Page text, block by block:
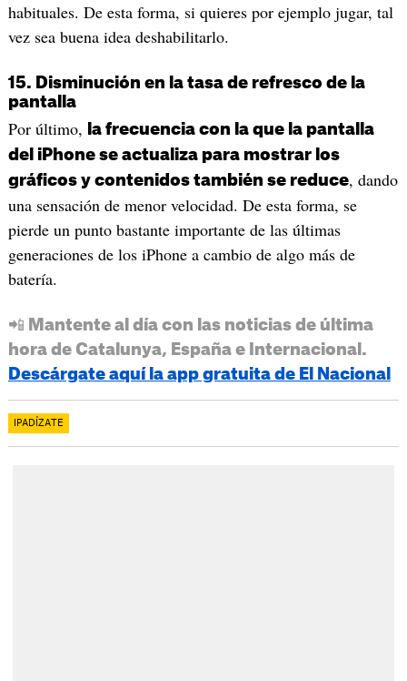
habituales. De esta forma, si quieres por ejemplo jugar, tal
vez sea buena idea deshabilitarlo.
15. Disminución en la tasa de refresco de la
pantalla
Por último,
la frecuencia con la que la pantalla
del iPhone se actualiza para mostrar los
gráficos y contenidos también se reduce, dando
una sensación de menor velocidad. De esta forma, se
pierde un punto bastante importante de las últimas
generaciones de los iPhone a cambio de algo más de
batería.
📲 Mantente al día con las noticias de última
hora de Catalunya, España e Internacional.
Descárgate aquí la app gratuita de El Nacional
IPADÍZATE